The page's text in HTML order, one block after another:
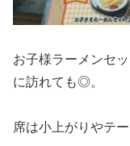
お子様ラーメンセ
に訪れても◎。
席は小上がりやテ